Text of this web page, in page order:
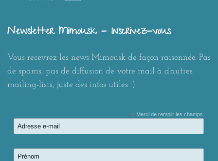
Newsletter Mimousk - Inscrivez-vous
Vous recevrez les news Mimousk de façon raisonnée. Pas
de spams, pas de diffusion de votre mail à d'autres
mailing-lists, juste des infos utiles :)
*Merci de remplir les champs